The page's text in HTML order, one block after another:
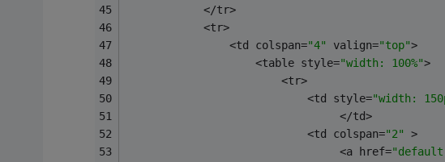
            </tr>
            <tr>
                <td colspan=
"4" valign="top">
                    <table style=
"width: 100%">
                        <tr>
                            <td style=
"width:
                                 </td>
                            <td colspan=
"2" >
                                 <a href=